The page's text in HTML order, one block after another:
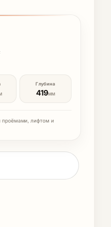
Глубина
419ММ
проёмами, лифтом и
товара ГСА КБГ ш/л Комод